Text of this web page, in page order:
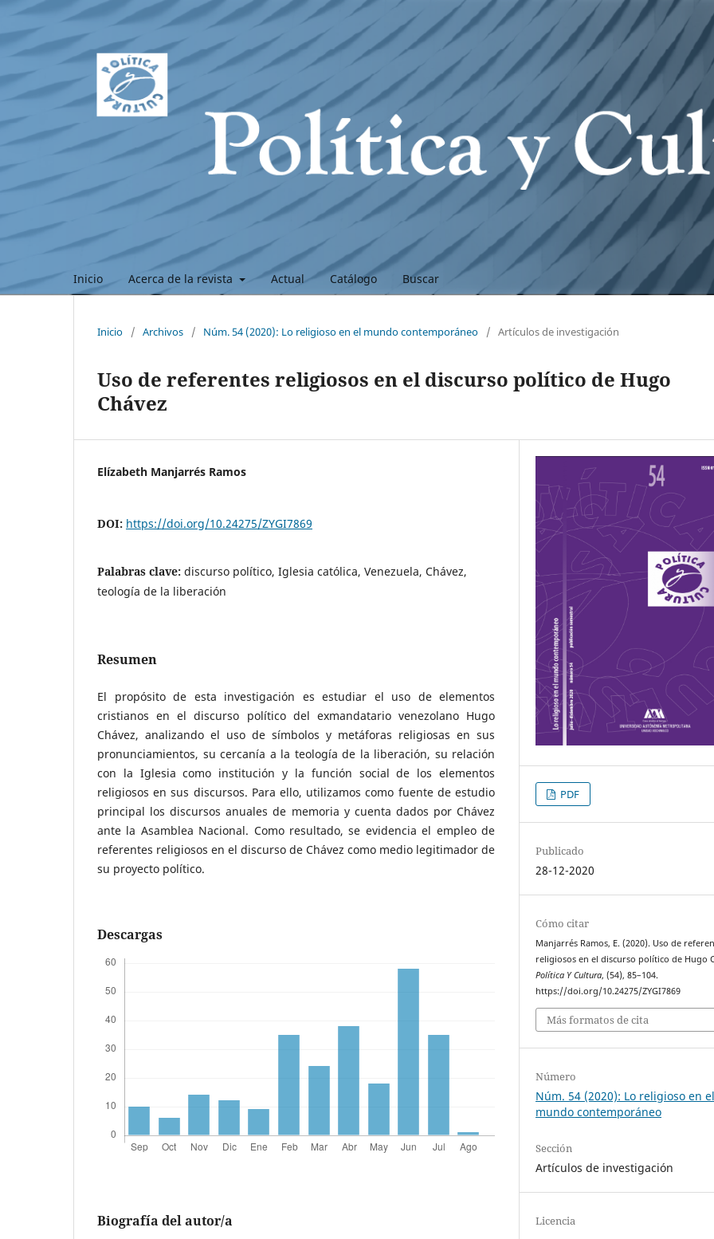
Inicio Acerca de la revista Actual Catálogo Buscar
Inicio / Archivos / Núm. 54 (2020): Lo religioso en el mundo contemporáneo / Artículos de investigación
Uso de referentes religiosos en el discurso político de Hugo
Chávez
Elízabeth Manjarrés Ramos
DOI: https://doi.org/10.24275/ZYGI7869
Palabras clave: discurso político, Iglesia católica, Venezuela, Chávez,
teología de la liberación
Resumen
El propósito de esta investigación es estudiar el uso de elementos
cristianos en el discurso político del exmandatario venezolano Hugo
Chávez, analizando el uso de símbolos y metáforas religiosas en sus
pronunciamientos, su cercanía a la teología de la liberación, su relación
con la Iglesia como institución y la función social de los elementos
religiosos en sus discursos. Para ello, utilizamos como fuente de estudio
principal los discursos anuales de memoria y cuenta dados por Chávez
ante la Asamblea Nacional. Como resultado, se evidencia el empleo de
referentes religiosos en el discurso de Chávez como medio legitimador de
su proyecto político.
Descargas
Biografía del autor/a
PDF
Publicado
28-12-2020
Cómo citar
Manjarrés Ramos, E. (2020). Uso de
religiosos en el discurso político de Hugo
Política Y Cultura, (54), 85–104.
https://doi.org/10.24275/ZYGI7869
Más formatos de cita
Número
Núm. 54 (2020): Lo religioso en el
mundo contemporáneo
Sección
Artículos de investigación
Licencia